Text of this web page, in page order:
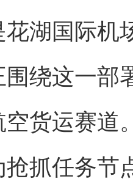
花湖国际机
围绕这一部
空货运赛道
任务节点